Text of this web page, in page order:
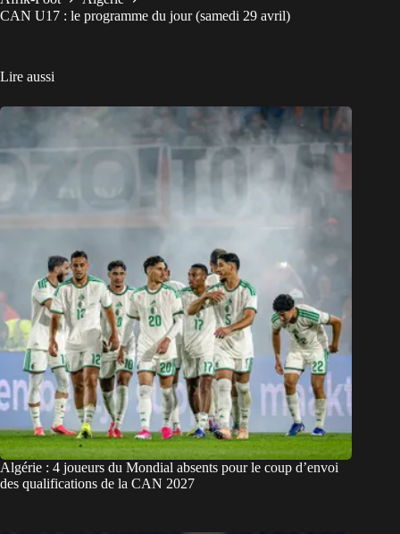
CAN U17 : le programme du jour (samedi 29 avril)
Lire aussi
Algérie : 4 joueurs du Mondial absents pour le coup d’envoi
des qualifications de la CAN 2027